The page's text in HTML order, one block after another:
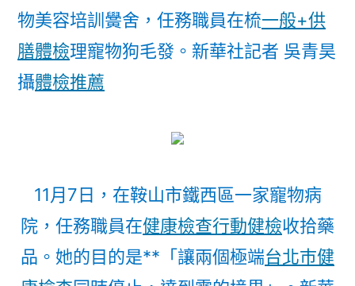
物美容培訓黌舍，任務職員在梳一般+供
膳體檢理寵物狗毛發。新華社記者 吳青昊
攝體檢推薦
11月7日，在鞍山市鐵西區一家寵物病
院，任務職員在健康檢查行動健檢收拾藥
品。她的目的是**「讓兩個極端台北巿健